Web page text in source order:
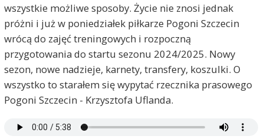
wszystkie możliwe sposoby. Życie nie znosi jednak
próżni i już w poniedziałek piłkarze Pogoni Szczecin
wrócą do zajęć treningowych i rozpoczną
przygotowania do startu sezonu 2024/2025. Nowy
sezon, nowe nadzieje, karnety, transfery, koszulki. O
wszystko to starałem się wypytać rzecznika prasowego
Pogoni Szczecin - Krzysztofa Uflanda.